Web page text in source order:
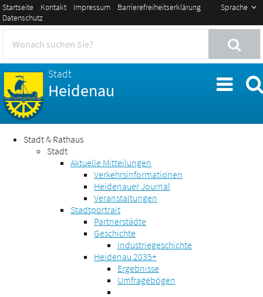
Sprache
Startseite Kontakt Impressum
Barrierefreiheitserklärung
Datenschutz
Stadt
Heidenau
Stadt & Rathaus
Stadt
Aktuelle Mitteilungen
Verkehrsinformationen
Heidenauer Journal
Veranstaltungen
Stadtportrait
Partnerstädte
Geschichte
Industriegeschichte
Heidenau 2035+
Ergebnisse
Umfragebögen